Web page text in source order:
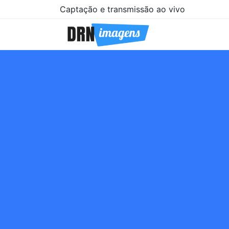
Captação e transmissão ao vivo